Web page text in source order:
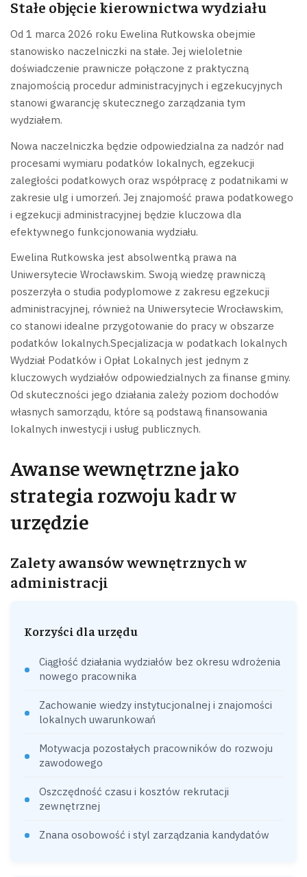
Stałe objęcie kierownictwa wydziału
Od 1 marca 2026 roku Ewelina Rutkowska obejmie
stanowisko naczelniczki na stałe. Jej wieloletnie
doświadczenie prawnicze połączone z praktyczną
znajomością procedur administracyjnych i egzekucyjnych
stanowi gwarancję skutecznego zarządzania tym
wydziałem.
Nowa naczelniczka będzie odpowiedzialna za nadzór nad
procesami wymiaru podatków lokalnych, egzekucji
zaległości podatkowych oraz współpracę z podatnikami w
zakresie ulg i umorzeń. Jej znajomość prawa podatkowego
i egzekucji administracyjnej będzie kluczowa dla
efektywnego funkcjonowania wydziału.
Ewelina Rutkowska jest absolwentką prawa na
Uniwersytecie Wrocławskim. Swoją wiedzę prawniczą
poszerzyła o studia podyplomowe z zakresu egzekucji
administracyjnej, również na Uniwersytecie Wrocławskim,
co stanowi idealne przygotowanie do pracy w obszarze
podatków lokalnych.Specjalizacja w podatkach lokalnych
Wydział Podatków i Opłat Lokalnych jest jednym z
kluczowych wydziałów odpowiedzialnych za finanse gminy.
Od skuteczności jego działania zależy poziom dochodów
własnych samorządu, które są podstawą finansowania
lokalnych inwestycji i usług publicznych.
Awanse wewnętrzne jako
strategia rozwoju kadr w
urzędzie
Zalety awansów wewnętrznych w
administracji
Korzyści dla urzędu
Ciągłość działania wydziałów bez okresu wdrożenia
nowego pracownika
Zachowanie wiedzy instytucjonalnej i znajomości
lokalnych uwarunkowań
Motywacja pozostałych pracowników do rozwoju
zawodowego
Oszczędność czasu i kosztów rekrutacji
zewnętrznej
Znana osobowość i styl zarządzania kandydatów